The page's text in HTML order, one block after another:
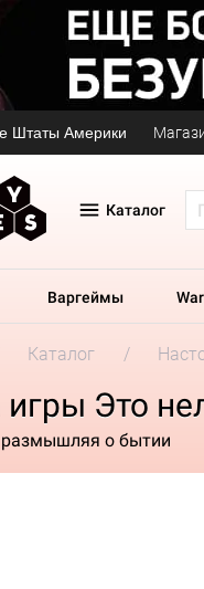
Штаты Америки
Каталог
Варгеймы
Каталог
Это
размышляя о бытии